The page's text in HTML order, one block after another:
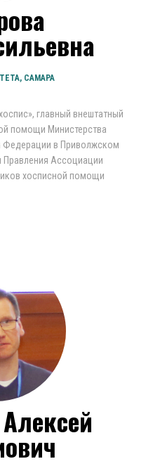
САМАРА
главный внештатный
помощи Министерства
Федерации в Приволжском
Правления Ассоциации
хосписной помощи